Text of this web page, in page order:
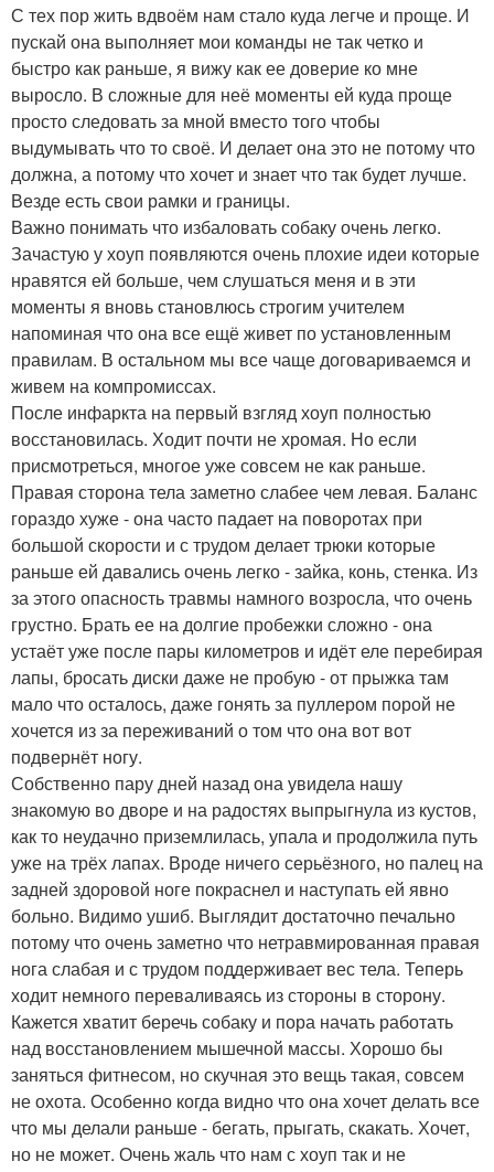
С тех пор жить вдвоём нам стало куда легче и проще. И
пускай она выполняет мои команды не так четко и
быстро как раньше, я вижу как ее доверие ко мне
выросло. В сложные для неё моменты ей куда проще
просто следовать за мной вместо того чтобы
выдумывать что то своё. И делает она это не потому что
должна, а потому что хочет и знает что так будет лучше.
Везде есть свои рамки и границы.
Важно понимать что избаловать собаку очень легко.
Зачастую у хоуп появляются очень плохие идеи которые
нравятся ей больше, чем слушаться меня и в эти
моменты я вновь становлюсь строгим учителем
напоминая что она все ещё живет по установленным
правилам. В остальном мы все чаще договариваемся и
живем на компромиссах.
После инфаркта на первый взгляд хоуп полностью
восстановилась. Ходит почти не хромая. Но если
присмотреться, многое уже совсем не как раньше.
Правая сторона тела заметно слабее чем левая. Баланс
гораздо хуже - она часто падает на поворотах при
большой скорости и с трудом делает трюки которые
раньше ей давались очень легко - зайка, конь, стенка. Из
за этого опасность травмы намного возросла, что очень
грустно. Брать ее на долгие пробежки сложно - она
устаёт уже после пары километров и идёт еле перебирая
лапы, бросать диски даже не пробую - от прыжка там
мало что осталось, даже гонять за пуллером порой не
хочется из за переживаний о том что она вот вот
подвернёт ногу.
Собственно пару дней назад она увидела нашу
знакомую во дворе и на радостях выпрыгнула из кустов,
как то неудачно приземлилась, упала и продолжила путь
уже на трёх лапах. Вроде ничего серьёзного, но палец на
задней здоровой ноге покраснел и наступать ей явно
больно. Видимо ушиб. Выглядит достаточно печально
потому что очень заметно что нетравмированная правая
нога слабая и с трудом поддерживает вес тела. Теперь
ходит немного переваливаясь из стороны в сторону.
Кажется хватит беречь собаку и пора начать работать
над восстановлением мышечной массы. Хорошо бы
заняться фитнесом, но скучная это вещь такая, совсем
не охота. Особенно когда видно что она хочет делать все
что мы делали раньше - бегать, прыгать, скакать. Хочет,
но не может. Очень жаль что нам с хоуп так и не